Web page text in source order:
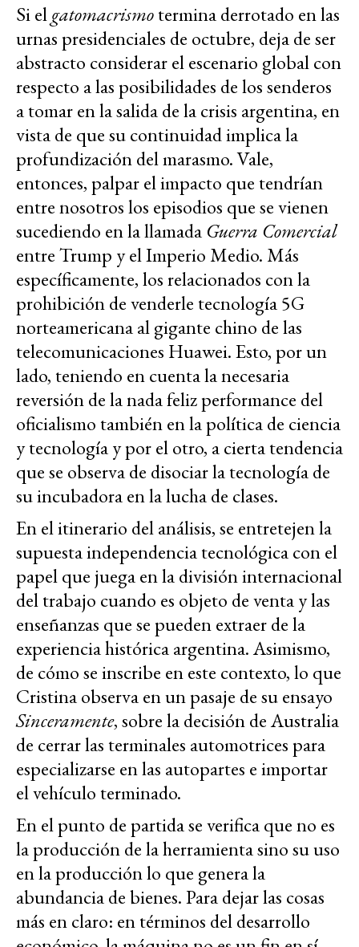
Si elgatomacrismotermina derrotado en las
urnas presidenciales de octubre, deja de ser
abstracto considerar el escenario global con
respecto a las posibilidades de los senderos
a tomar en la salida de la crisis argentina, en
vista de que su continuidad implica la
profundización del marasmo. Vale,
entonces, palpar el impacto que tendrían
entre nosotros los episodios que se vienen
sucediendo en la llamada Guerra Comercial
entre Trump y el Imperio Medio. Más
específicamente, los relacionados con la
prohibición de venderle tecnología 5G
norteamericana al gigante chino de las
telecomunicaciones Huawei. Esto, por un
lado, teniendo en cuenta la necesaria
reversión de la nada feliz performance del
oficialismo también en la política de ciencia
y tecnología y por el otro, a cierta tendencia
que se observa de disociar la tecnología de
su incubadora en la lucha de clases.
En el itinerario del análisis, se entretejen la
supuesta independencia tecnológica con el
papel que juega en la división internacional
del trabajo cuando es objeto de venta y las
enseñanzas que se pueden extraer de la
experiencia histórica argentina. Asimismo,
de cómo se inscribe en este contexto, lo que
Cristina observa en un pasaje de su ensayo
Sinceramente, sobre la decisión de Australia
de cerrar las terminales automotrices para
especializarse en las autopartes e importar
el vehículo terminado.
En el punto de partida se verifica que no es
la producción de la herramienta sino su uso
en la producción lo que genera la
abundancia de bienes. Para dejar las cosas
más en claro: en términos del desarrollo